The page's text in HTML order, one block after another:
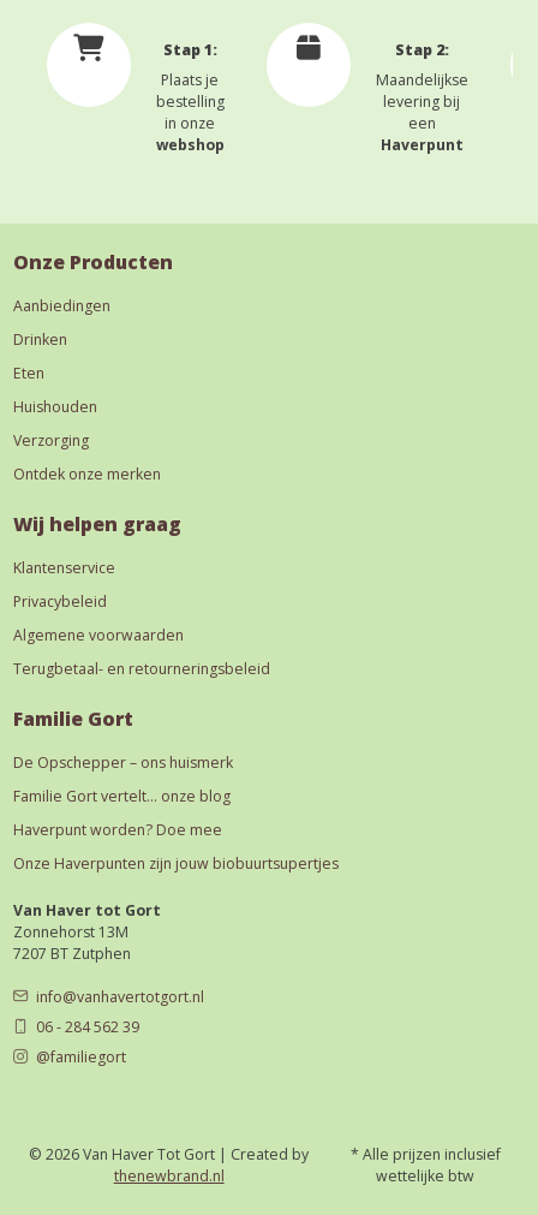
Stap 1:
Plaats je
bestelling
in onze
webshop
Stap 2:
Maandelijkse
levering bij
een
Haverpunt
Onze Producten
Aanbiedingen
Drinken
Eten
Huishouden
Verzorging
Ontdek onze merken
Wij helpen graag
Klantenservice
Privacybeleid
Algemene voorwaarden
Terugbetaal- en retourneringsbeleid
Familie Gort
De Opschepper – ons huismerk
Familie Gort vertelt… onze blog
Haverpunt worden? Doe mee
Onze Haverpunten zijn jouw biobuurtsupertjes
Van Haver tot Gort
Zonnehorst 13M
7207 BT Zutphen
info@vanhavertotgort.nl
06 - 284 562 39
@familiegort
© 2026 Van Haver Tot Gort | Created by
thenewbrand.nl
* Alle prijzen inclusief
wettelijke btw